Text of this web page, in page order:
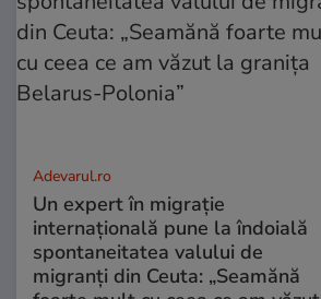
Adevarul.ro
Un expert în migrație
internațională pune la îndoială
spontaneitatea valului de
migranți din Ceuta: „Seamănă